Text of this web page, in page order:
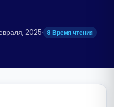
Português
2025· 8 Время чтения